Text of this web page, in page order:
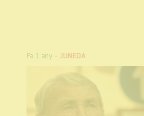
Fa 1 any- JUNEDA